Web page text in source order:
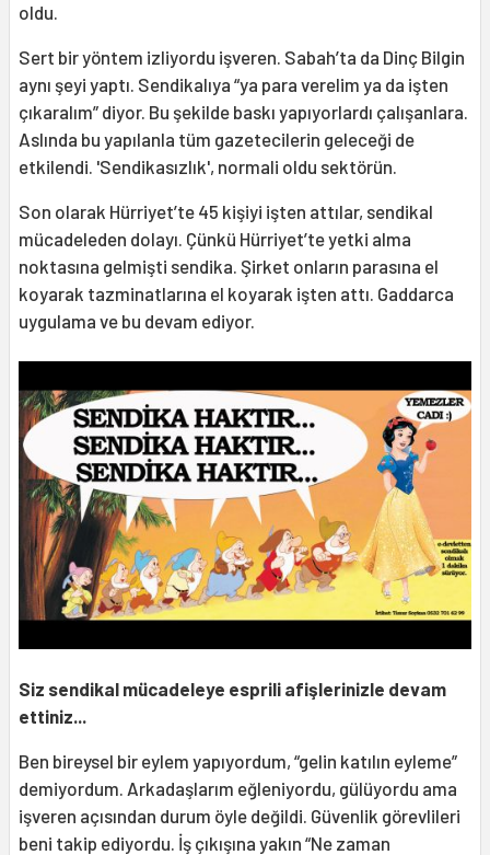
oldu.
Sert bir yöntem izliyordu işveren. Sabah’ta da Dinç Bilgin
aynı şeyi yaptı. Sendikalıya “ya para verelim ya da işten
çıkaralım” diyor. Bu şekilde baskı yapıyorlardı çalışanlara.
Aslında bu yapılanla tüm gazetecilerin geleceği de
etkilendi. 'Sendikasızlık', normali oldu sektörün.
Son olarak Hürriyet’te 45 kişiyi işten attılar, sendikal
mücadeleden dolayı. Çünkü Hürriyet’te yetki alma
noktasına gelmişti sendika. Şirket onların parasına el
koyarak tazminatlarına el koyarak işten attı. Gaddarca
uygulama ve bu devam ediyor.
Siz sendikal mücadeleye esprili afişlerinizle devam
ettiniz...
Ben bireysel bir eylem yapıyordum, “gelin katılın eyleme”
demiyordum. Arkadaşlarım eğleniyordu, gülüyordu ama
işveren açısından durum öyle değildi. Güvenlik görevlileri
beni takip ediyordu. İş çıkışına yakın “Ne zaman